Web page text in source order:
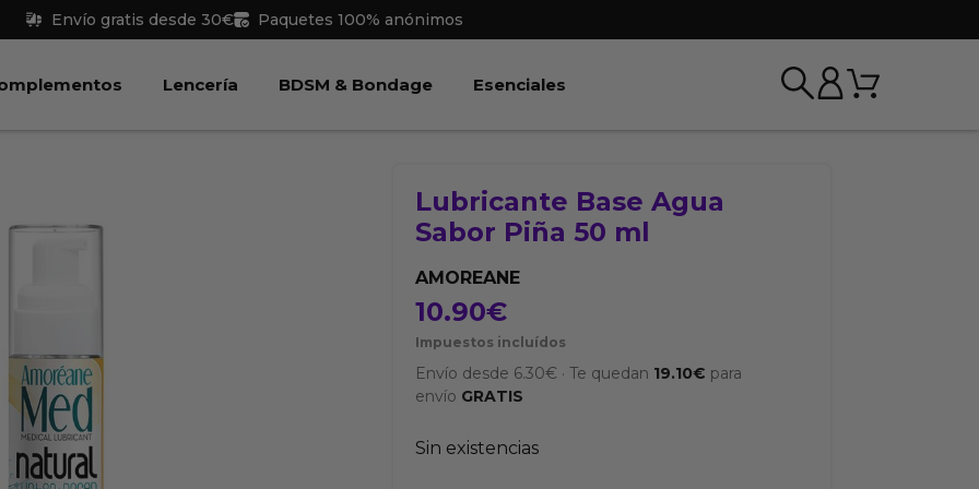
Envío gratis desde 30€ Paquetes 100% anónimos
Juguetes Abrir Complementos
Lencería Abrir Lencería
BDSM & Bondage Abrir BDSM & Bondage
Esenciales Carrito
Lubricante Base Agua
Sabor Piña 50 ml
AMOREANE
10.90€
Impuestos incluídos
Envío desde 6.30€ ·Te quedan 19.10€ para
envío GRATIS
Sin existencias